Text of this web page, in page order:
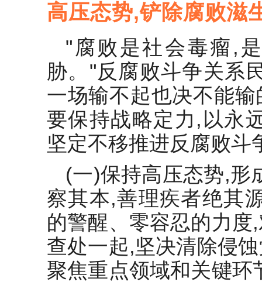
高压态势,铲除腐败滋
"腐败是社会毒瘤,
胁。"反腐败斗争关系
一场输不起也决不能
要保持战略定力,以永
坚定不移推进反腐败斗
(一)保持高压态势,形
察其本,善理疾者绝其
的警醒、零容忍的力
查处一起,坚决清除侵
聚焦重点领域和关键